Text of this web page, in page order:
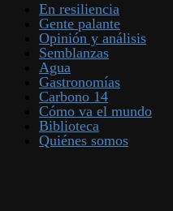
En resiliencia
Gente palante
Opinión y análisis
Semblanzas
Agua
Gastronomías
Carbono 14
Cómo va el mundo
Biblioteca
Quiénes somos